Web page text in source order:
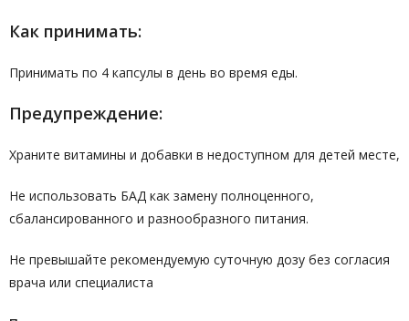
Как принимать:
Принимать по 4 капсулы в день во время еды.
Предупреждение:
Храните витамины и добавки в недоступном для детей месте,
Не использовать БАД как замену полноценного,
сбалансированного и разнообразного питания.
Не превышайте рекомендуемую суточную дозу без согласия
врача или специалиста